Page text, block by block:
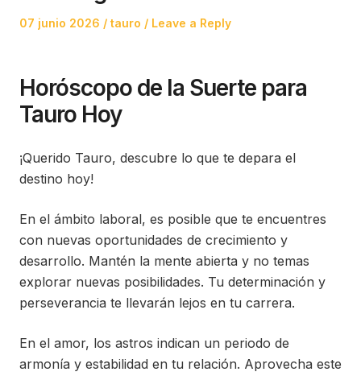
Posted
07 junio 2026
Posted
tauro Leave a Reply
Horóscopo de la Suerte para
Tauro Hoy
¡Querido Tauro, descubre lo que te depara el
destino hoy!
En el ámbito laboral, es posible que te encuentres
con nuevas oportunidades de crecimiento y
desarrollo. Mantén la mente abierta y no temas
explorar nuevas posibilidades. Tu determinación y
perseverancia te llevarán lejos en tu carrera.
En el amor, los astros indican un periodo de
armonía y estabilidad en tu relación. Aprovecha este